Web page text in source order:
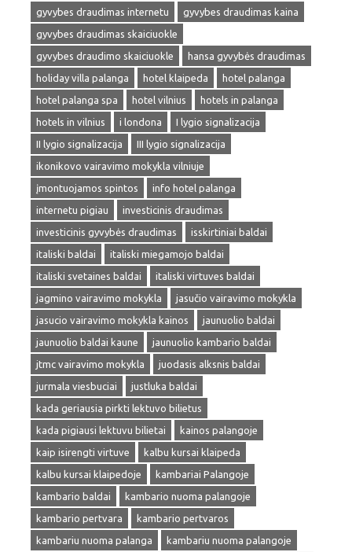
gyvybes draudimas internetu
gyvybes draudimas kaina
gyvybes draudimas skaiciuokle
gyvybes draudimo skaiciuokle
hansa gyvybės draudimas
holiday villa palanga
hotel klaipeda
hotel palanga
hotel palanga spa
hotel vilnius
hotels in palanga
hotels in vilnius
i londona
I lygio signalizacija
II lygio signalizacija
III lygio signalizacija
ikonikovo vairavimo mokykla vilniuje
įmontuojamos spintos
info hotel palanga
internetu pigiau
investicinis draudimas
investicinis gyvybės draudimas
isskirtiniai baldai
italiski baldai
italiski miegamojo baldai
italiski svetaines baldai
italiski virtuves baldai
jagmino vairavimo mokykla
jasučio vairavimo mokykla
jasucio vairavimo mokykla kainos
jaunuolio baldai
jaunuolio baldai kaune
jaunuolio kambario baldai
jtmc vairavimo mokykla
juodasis alksnis baldai
jurmala viesbuciai
justluka baldai
kada geriausia pirkti lektuvo bilietus
kada pigiausi lektuvu bilietai
kainos palangoje
kaip isirengti virtuve
kalbu kursai klaipeda
kalbu kursai klaipedoje
kambariai Palangoje
kambario baldai
kambario nuoma palangoje
kambario pertvara
kambario pertvaros
kambariu nuoma palanga
kambariu nuoma palangoje